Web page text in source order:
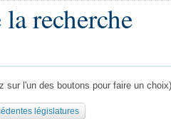
recherche
sur l'un des boutons pour faire un choix)
législatures